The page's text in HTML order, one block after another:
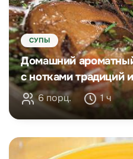
СУПЫ
Домашний
с нотками традиций
6 порц. 1 ч